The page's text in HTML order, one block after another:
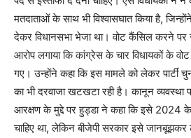
मतदाताओं के साथ भी विश्वासघात किया है,
देकर विधानसभा भेजा था। वोट कैंसिल करने पर
आरोप लगाया कि कांग्रेस के चार विधायकों के
गए। उन्होंने कहा कि इस मामले को लेकर पार्टी
का भी दरवाजा खटखटा रही है। कानून व्यवस्था
आरक्षण के मुद्दे पर हुड्डा ने कहा कि इसे 2024
चाहिए था, लेकिन बीजेपी सरकार इसे जानबूझकर